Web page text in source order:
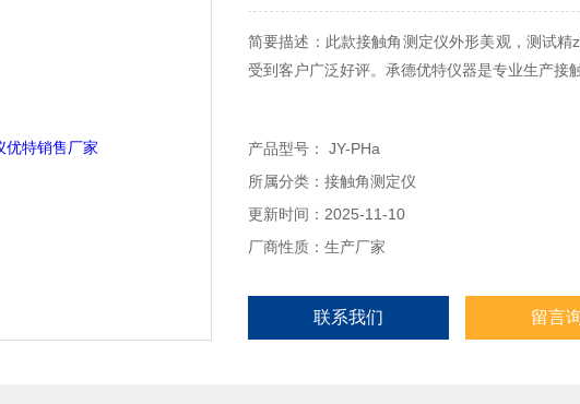
简要描述：此款接触角测定仪外形美观，测试精
受到客户广泛好评。承德优特仪器是专业生产接
产品型号： JY-PHa
所属分类：接触角测定仪
更新时间：2025-11-10
厂商性质：生产厂家
联系我们 留言